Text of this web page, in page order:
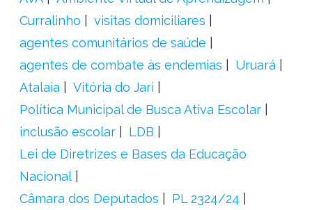
Curralinho
visitas domiciliares
agentes comunitários de saúde
agentes de combate às endemias
Uruará
Atalaia
Vitória do Jari
Política Municipal de Busca Ativa Escolar
inclusão escolar
LDB
Lei de Diretrizes e Bases da Educação
Nacional
Câmara dos Deputados
PL 2324/24